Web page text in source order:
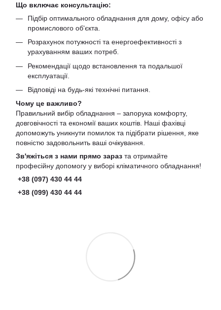
Що включає консультацію:
Підбір оптимального обладнання для дому, офісу або
промислового об'єкта.
Розрахунок потужності та енергоефективності з
урахуванням ваших потреб.
Рекомендації щодо встановлення та подальшої
експлуатації.
Відповіді на будь-які технічні питання.
Чому це важливо?
Правильний вибір обладнання – запорука комфорту,
довговічності та економії ваших коштів. Наші фахівці
допоможуть уникнути помилок та підібрати рішення, яке
повністю задовольнить ваші очікування.
Зв'яжіться з нами прямо зараз та отримайте
професійну допомогу у виборі кліматичного обладнання!
+38 (097) 430 44 44
+38 (099) 430 44 44